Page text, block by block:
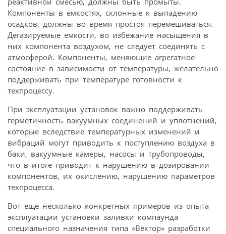
Компоненты в емкостях, склонные к выпадению
осадков, должны во время простоя перемешиваться.
Дегазируемые емкости, во избежание насыщения в
них компонента воздухом, не следует соединять с
атмосферой. Компоненты, меняющие агрегатное
состояние в зависимости от температуры, желательно
поддерживать при температуре готовности к
техпроцессу.
При эксплуатации установок важно поддерживать
герметичность вакуумных соединений и уплотнений,
которые вследствие температурных изменений и
вибраций могут приводить к поступлению воздуха в
баки, вакуумные камеры, насосы и трубопроводы,
что в итоге приводит к нарушению в дозировании
компонентов, их окислению, нарушению параметров
техпроцесса.
Вот еще несколько конкретных примеров из опыта
эксплуатации установки заливки компаунда
специального назначения типа «Вектор» разработки